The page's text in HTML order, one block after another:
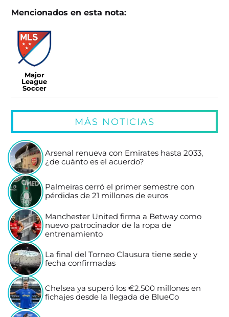
Mencionados en esta nota:
Major
League
Soccer
MÁS NOTICIAS
Arsenal renueva con Emirates hasta 2033,
¿de cuánto es el acuerdo?
Palmeiras cerró el primer semestre con
pérdidas de 21 millones de euros
Manchester United firma a Betway como
nuevo patrocinador de la ropa de
entrenamiento
La final del Torneo Clausura tiene sede y
fecha confirmadas
Chelsea ya superó los €2.500 millones en
fichajes desde la llegada de BlueCo